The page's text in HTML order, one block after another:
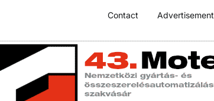
Contact Advertisement